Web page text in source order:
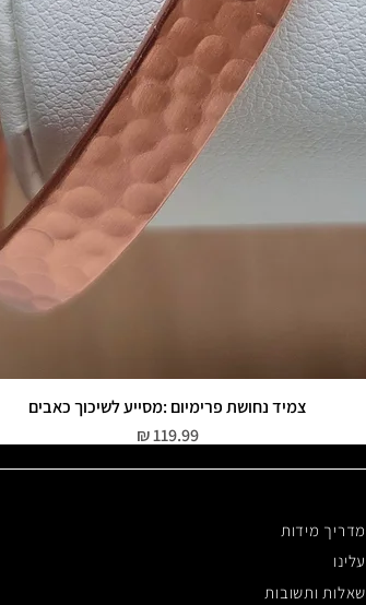
תצוגה מהירה
צמיד נחושת פרימיום :מסייע לשיכוך כאבים
מחיר‏119.99 ‏₪
מדריך מידות
עלינו
שאלות ותשובות